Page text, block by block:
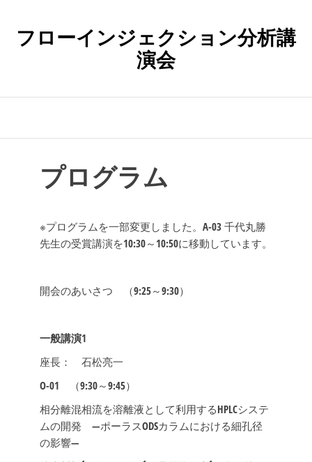
ッ
フローインジェクション分析講
演会
プログラム
※プログラムを一部変更しました。A-03 千代丸勝
先生の受賞講演を10:30～10:50に移動しています。
開会のあいさつ （9:25～9:30）
一般講演1
座長： 石松亮一
O-01 （9:30～9:45）
相分離混相流を溶離液として利用するHPLCシステ
ムの開発 ―ポーラスODSカラムにおける細孔径
の影響―